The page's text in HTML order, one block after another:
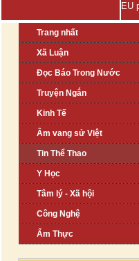
EU
Trang nhất
Xã Luận
Đọc Báo Trong Nước
Truyện Ngắn
Kinh Tế
Âm vang sử Việt
Tin Thể Thao
Y Học
Tâm lý - Xã hội
Công Nghệ
Ẩm Thực